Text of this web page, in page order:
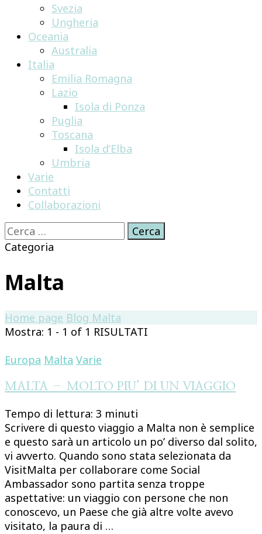
Svezia
Ungheria
Oceania
Australia
Italia
Emilia Romagna
Lazio
Isola di Ponza
Puglia
Toscana
Isola d’Elba
Umbria
Varie
Contatti
Collaborazioni
Ricerca
per:
Categoria
Malta
Home page Blog Malta
Mostra: 1 - 1 of 1 RISULTATI
Europa Malta Varie
MALTA – MOLTO PIU’ DI UN VIAGGIO
Tempo di lettura: 3 minuti
Scrivere di questo viaggio a Malta non è semplice
e questo sarà un articolo un po’ diverso dal solito,
vi avverto. Quando sono stata selezionata da
VisitMalta per collaborare come Social
Ambassador sono partita senza troppe
aspettative: un viaggio con persone che non
conoscevo, un Paese che già altre volte avevo
visitato, la paura di …